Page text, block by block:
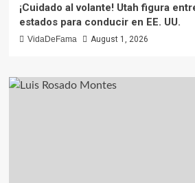
¡Cuidado al volante! Utah figura
estados para conducir en EE. UU.
VidaDeFama August 1, 2026